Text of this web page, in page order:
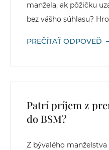
manžela, ak pôžičku
bez vášho súhlasu?
PREČÍTAŤ ODPOVEĎ
Patrí príjem z
do BSM?
Z bývalého